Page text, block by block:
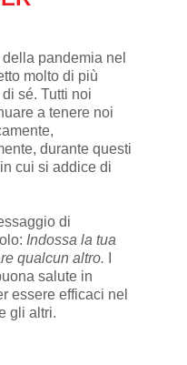
pandemia nel
molto di più
sé. Tutti noi
a tenere noi
durante questi
cui si addice di
di
Indossa la tua
qualcun altro.
salute in
essere efficaci nel
gli altri.